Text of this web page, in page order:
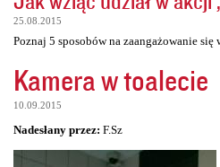
25.08.2015
Poznaj 5 sposobów na zaangażowanie się
Kamera w toalecie
10.09.2015
Nadesłany przez: F.Sz